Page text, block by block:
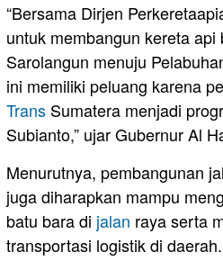
“Bersama Dirjen
untuk membangun kereta
Sarolangun menuju
ini memiliki peluang karena
Trans Sumatera menjadi
Subianto,” ujar Gubernur Al
Menurutnya, pembangunan
juga diharapkan mampu
batu bara di jalan raya serta
transportasi logistik di daerah.